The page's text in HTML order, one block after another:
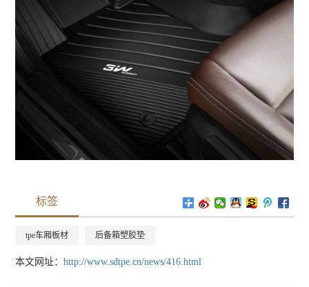
标签
tpe车厢板材 后备箱塑胶垫
本文网址：http://www.sdtpe.cn/news/416.html